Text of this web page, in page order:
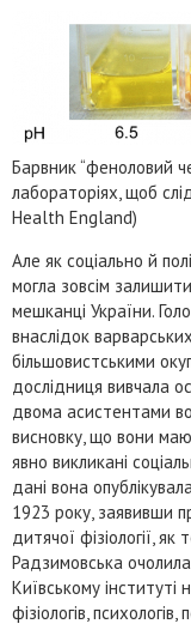
Барвник “феноловий
лабораторіях, щоб
Health England)
Але як соціально й
могла зовсім
мешканці України.
внаслідок
більшовистськими
дослідниця вивчала
двома асистентами
висновку, що вони
явно викликані
дані вона
1923 року, заявивши
дитячої фізіології,
Радзимовська
Київському
фізіологів, психологів,